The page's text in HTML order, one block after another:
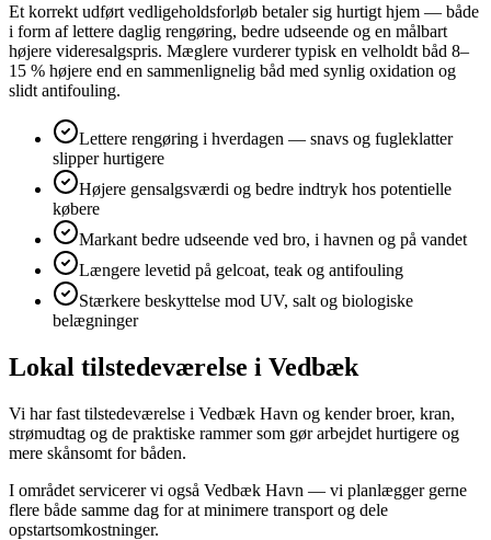
Et korrekt udført vedligeholdsforløb betaler sig hurtigt hjem — både
i form af lettere daglig rengøring, bedre udseende og en målbart
højere videresalgspris. Mæglere vurderer typisk en velholdt båd 8–
15 % højere end en sammenlignelig båd med synlig oxidation og
slidt antifouling.
Lettere rengøring i hverdagen — snavs og fugleklatter
slipper hurtigere
Højere gensalgsværdi og bedre indtryk hos potentielle
købere
Markant bedre udseende ved bro, i havnen og på vandet
Længere levetid på gelcoat, teak og antifouling
Stærkere beskyttelse mod UV, salt og biologiske
belægninger
Lokal tilstedeværelse i Vedbæk
Vi har fast tilstedeværelse i Vedbæk Havn og kender broer, kran,
strømudtag og de praktiske rammer som gør arbejdet hurtigere og
mere skånsomt for båden.
I området servicerer vi også Vedbæk Havn — vi planlægger gerne
flere både samme dag for at minimere transport og dele
opstartsomkostninger.